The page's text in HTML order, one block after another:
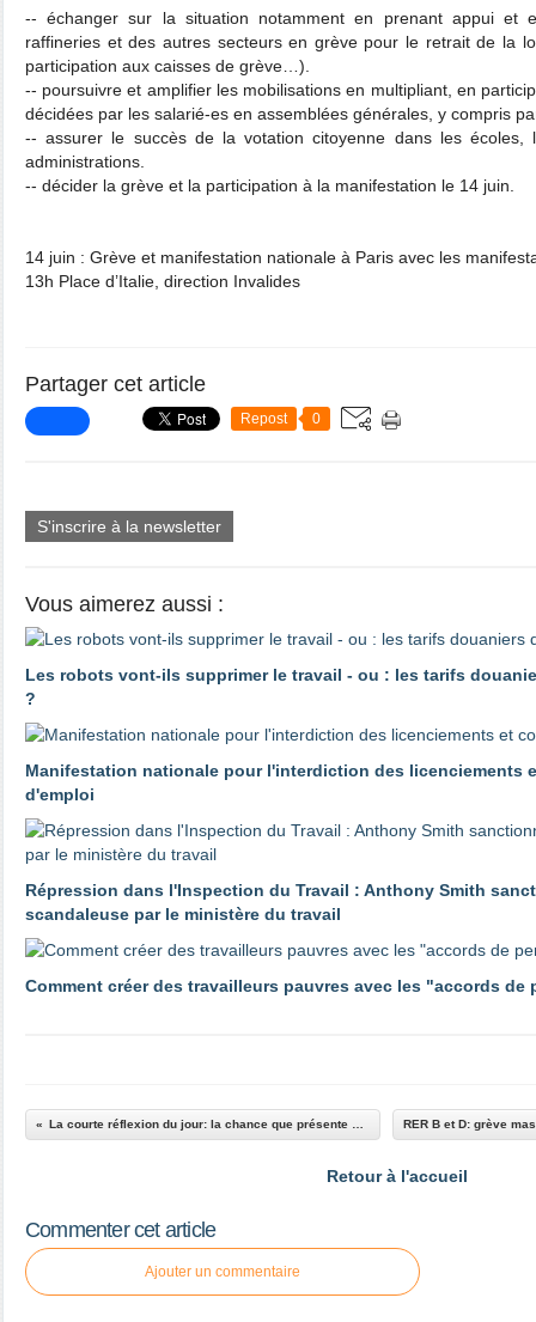
-­‐ échanger sur la situation notamment en prenant appui et
raffineries et des autres secteurs en grève pour le retrait de la
participation aux caisses de grève…).
-­‐ poursuivre et amplifier les mobilisations en multipliant, en
décidées par les salarié-es en assemblées générales, y compris
-­‐ assurer le succès de la votation citoyenne dans les écoles,
administrations.
-­‐ décider la grève et la participation à la manifestation le 14 juin.
14 juin : Grève et manifestation nationale à Paris avec les
13h Place d’Italie, direction Invalides
Partager cet article
Repost 0
S'inscrire à la newsletter
Vous aimerez aussi :
Les robots vont-ils supprimer le travail - ou : les tarifs
?
Manifestation nationale pour l'interdiction des licenciements
d'emploi
Répression dans l'Inspection du Travail : Anthony Smith
scandaleuse par le ministère du travail
Comment créer des travailleurs pauvres avec les "accords de
Retour à l'accueil
Commenter cet article
Ajouter un commentaire